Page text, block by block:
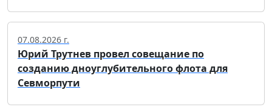
07.08.2026 г.
Юрий Трутнев провел совещание по
созданию дноуглубительного флота для
Севморпути